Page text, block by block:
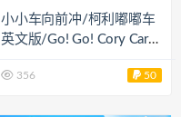
小小车向前冲/柯利嘟嘟车
英文版/Go! Go! Cory Cars
356 50